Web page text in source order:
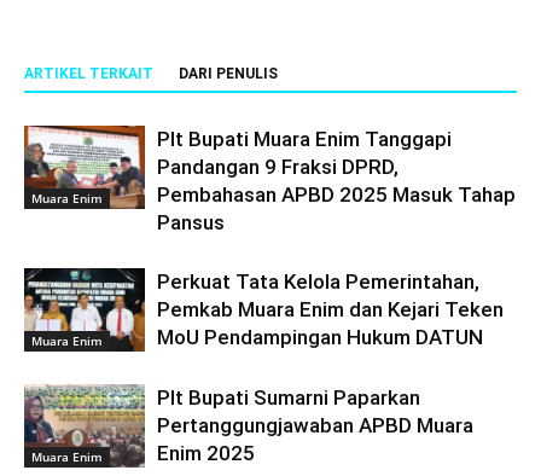
ARTIKEL TERKAIT DARI PENULIS
Muara Enim
Plt Bupati Muara Enim Tanggapi
Pandangan 9 Fraksi DPRD,
Pembahasan APBD 2025 Masuk Tahap
Pansus
Muara Enim
Perkuat Tata Kelola Pemerintahan,
Pemkab Muara Enim dan Kejari Teken
MoU Pendampingan Hukum DATUN
Muara Enim
Plt Bupati Sumarni Paparkan
Pertanggungjawaban APBD Muara
Enim 2025